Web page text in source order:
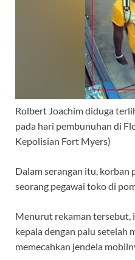
Rolbert Joachim diduga
pada hari pembunuhan di
Kepolisian Fort Myers)
Dalam serangan itu, korban
seorang pegawai toko di
Menurut rekaman tersebut,
kepala dengan palu setelah
memecahkan jendela